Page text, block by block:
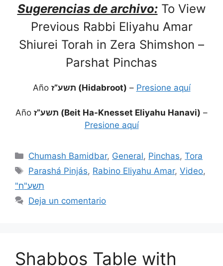
Sugerencias de archivo:To View
Previous Rabbi Eliyahu Amar
Shiurei Torah in Zera Shimshon –
Parshat Pinchas
Año תשע”ז (Hidabroot) – Presione aquí
Año תשע”ז (Beit Ha-Knesset Eliyahu Hanavi) –
Presione aquí
Chumash Bamidbar, General, Pinchas,Tora
Parashá Pinjás, Rabino Eliyahu Amar,Video,
"תשע"ח
Deja un comentario
Shabbos Table with